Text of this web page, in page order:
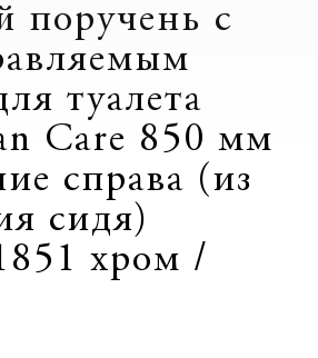
поручень c
туалета
Care 850 мм
справа (из
сидя)
хром /